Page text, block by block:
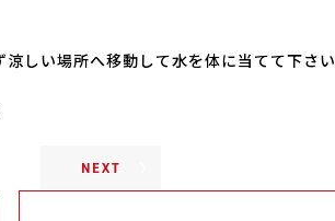
しい場所へ移動して水を体に当てて下さい
NEXT